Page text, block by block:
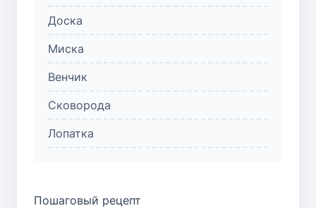
Доска
Миска
Венчик
Сковорода
Лопатка
Пошаговый рецепт